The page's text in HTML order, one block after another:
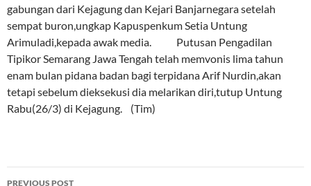
gabungan dari Kejagung dan Kejari Banjarnegara setelah
sempat buron,ungkap Kapuspenkum Setia Untung
Arimuladi,kepada awak media. Putusan Pengadilan
Tipikor Semarang Jawa Tengah telah memvonis lima tahun
enam bulan pidana badan bagi terpidana Arif Nurdin,akan
tetapi sebelum dieksekusi dia melarikan diri,tutup Untung
Rabu(26/3) di Kejagung. (Tim)
Post
PREVIOUS POST